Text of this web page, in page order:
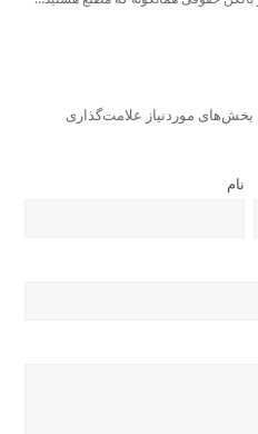
بخش‌های موردنیاز علامت‌گذاری
نام